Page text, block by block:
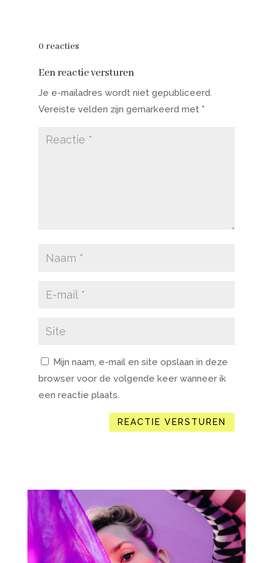
0 reacties
Een reactie versturen
Je e-mailadres wordt niet gepubliceerd.
Vereiste velden zijn gemarkeerd met *
Mijn naam, e-mail en site opslaan in deze
browser voor de volgende keer wanneer ik
een reactie plaats.
REACTIE VERSTUREN